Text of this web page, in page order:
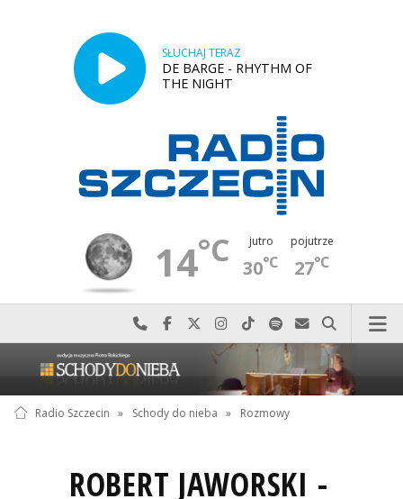
SŁUCHAJ TERAZ
DE BARGE - RHYTHM OF
THE NIGHT
14°C jutro
30°C
pojutrze
27°C
Najlepiej po prostu do nas zadzwoń
Odwiedź nas na Facebook-u
Odwiedź nas na X
Odwiedź nas na Instagram-ie
Odwiedź nas na TikTok-u
Szukaj nas na Spotify
Wyślij do nas
Szukaj
Radio Szczecin » Schody do nieba » Rozmowy
ROBERT JAWORSKI -